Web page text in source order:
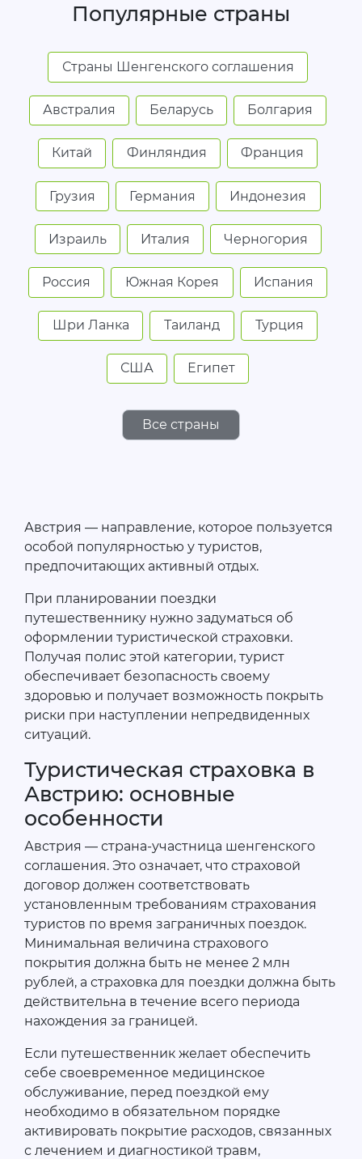
Популярные страны
Страны Шенгенского соглашения
Австралия Беларусь Болгария
Китай Финляндия Франция
Грузия Германия Индонезия
Израиль Италия Черногория
Россия Южная Корея Испания
Шри Ланка Таиланд Турция
США Египет
Все страны
Австрия — направление, которое пользуется
особой популярностью у туристов,
предпочитающих активный отдых.
При планировании поездки
путешественнику нужно задуматься об
оформлении туристической страховки.
Получая полис этой категории, турист
обеспечивает безопасность своему
здоровью и получает возможность покрыть
риски при наступлении непредвиденных
ситуаций.
Туристическая страховка в
Австрию: основные
особенности
Австрия — страна-участница шенгенского
соглашения. Это означает, что страховой
договор должен соответствовать
установленным требованиям страхования
туристов по время заграничных поездок.
Минимальная величина страхового
покрытия должна быть не менее 2 млн
рублей, а страховка для поездки должна быть
действительна в течение всего периода
нахождения за границей.
Если путешественник желает обеспечить
себе своевременное медицинское
обслуживание, перед поездкой ему
необходимо в обязательном порядке
активировать покрытие расходов, связанных
с лечением и диагностикой травм,